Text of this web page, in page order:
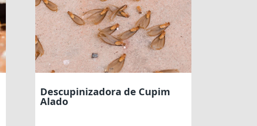
Descupinizadora de Cupim
Alado